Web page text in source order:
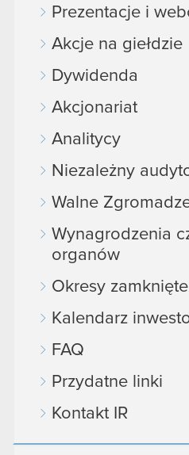
Prezentacje i
Akcje na giełdzie
Dywidenda
Akcjonariat
Analitycy
Niezależny
Walne
Wynagrodzenia
organów
Okresy zamknięte
Kalendarz
FAQ
Przydatne linki
Kontakt IR